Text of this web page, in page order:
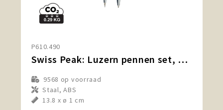
P610.490
Swiss Peak: Luzern pennen set, zwart
9568 op voorraad
Staal, ABS
13.8 x ø 1 cm